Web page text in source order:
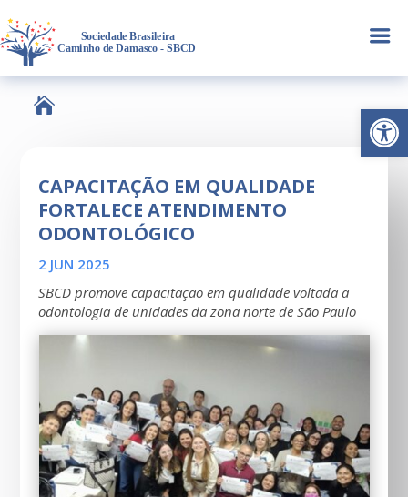
Abrir
a

CAPACITAÇÃO EM QUALIDADE
FORTALECE ATENDIMENTO
ODONTOLÓGICO
2 JUN 2025
SBCD promove capacitação em qualidade voltada a
odontologia de unidades da zona norte de São Paulo